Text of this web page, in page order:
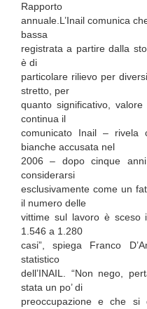
Rapporto
annuale.L’Inail comunica
bassa
registrata a partire dalla
è di
particolare rilievo per
stretto, per
quanto significativo, valore
continua il
comunicato Inail – rivela
bianche accusata nel
2006 – dopo cinque
considerarsi
esclusivamente come un
il numero delle
vittime sul lavoro è sceso
1.546 a 1.280
casi”, spiega Franco
statistico
dell’INAIL. “Non nego,
stata un po’ di
preoccupazione e che